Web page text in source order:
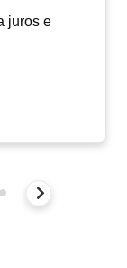
juros e